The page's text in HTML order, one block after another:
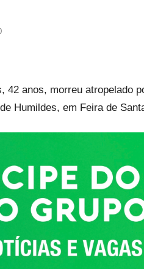
42 anos, morreu atropelado
Humildes, em Feira de